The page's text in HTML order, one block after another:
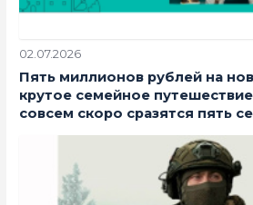
02.07.2026
Пять миллионов рублей на
крутое семейное
совсем скоро сразятся пять